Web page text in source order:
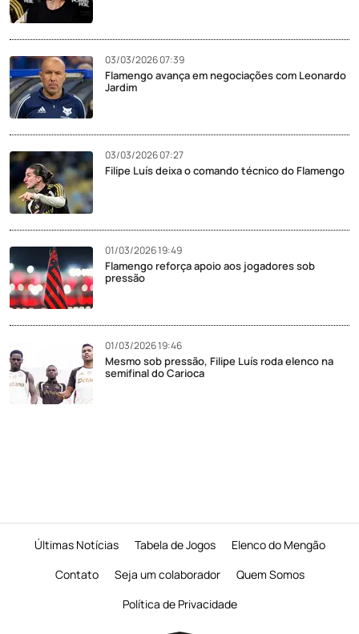
03/03/2026 07:39
Flamengo avança em negociações com Leonardo
Jardim
03/03/2026 07:27
Filipe Luís deixa o comando técnico do Flamengo
01/03/2026 19:49
Flamengo reforça apoio aos jogadores sob
pressão
01/03/2026 19:46
Mesmo sob pressão, Filipe Luís roda elenco na
semifinal do Carioca
Últimas Notícias Tabela de Jogos
Elenco do Mengão
Contato
Seja um colaborador
Quem Somos
Política de Privacidade